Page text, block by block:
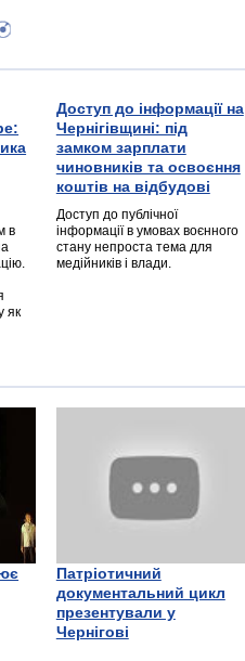
в
як
Доступ до інформації на
Чернігівщині: під
замком зарплати
чиновників та освоєння
коштів на відбудові
Доступ до публічної
інформації в умовах воєнного
стану непроста тема для
медійників і влади.
Патріотичний
документальний цикл
презентували у
Чернігові